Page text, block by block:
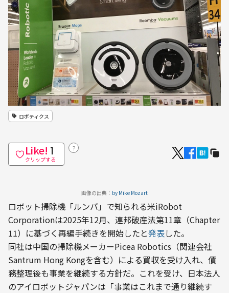
ロボティクス
Like! 1
クリップする
？
画像の出典： by Mike Mozart
ロボット掃除機「ルンバ」で知られる米iRobot
Corporationは2025年12月、連邦破産法第11章（Chapter
11）に基づく再編手続きを開始したと発表した。
同社は中国の掃除機メーカーPicea Robotics（関連会社
Santrum Hong Kongを含む）による買収を受け入れ、債
務整理後も事業を継続する方針だ。これを受け、日本法人
のアイロボットジャパンは「事業はこれまで通り継続す